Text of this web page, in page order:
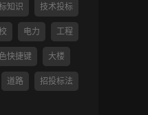
知识 技术投标
电力 工程
快捷键 大楼
道路 招投标法